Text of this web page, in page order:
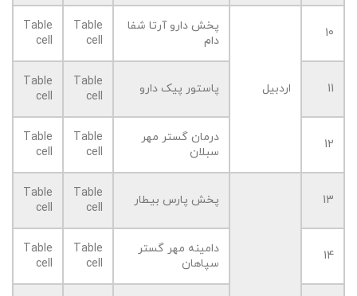
10
اردبیل
پخش دارو آرتا شفا
دام
Table
cell
Table
cell
11 پاستور پیک دارو
Table
cell
Table
cell
12
درمان گستر مهر
سبلان
Table
cell
Table
cell
13 پخش پارس بیطار
Table
cell
Table
cell
14
دامینه مهر گستر
سپاهان
Table
cell
Table
cell